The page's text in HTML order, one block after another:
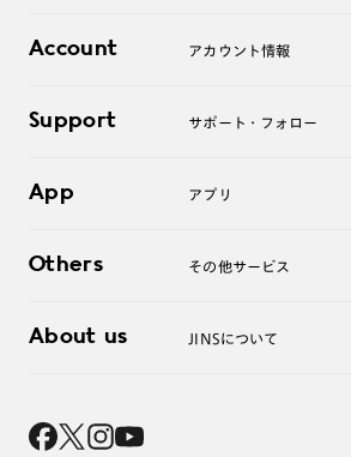
コンタクトレンズ
アクセサリー
オンラインショップ
Account アカウント情報
ログアウト
Support サポート・フォロー
よくあるご質問
お問い合わせ
App アプリ
Others その他サービス
レンズ交換
About us JINSについて
採用情報